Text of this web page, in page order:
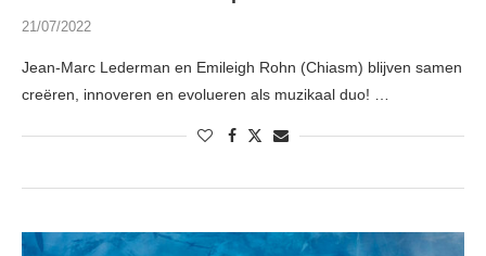
21/07/2022
Jean-Marc Lederman en Emileigh Rohn (Chiasm) blijven samen
creëren, innoveren en evolueren als muzikaal duo! …